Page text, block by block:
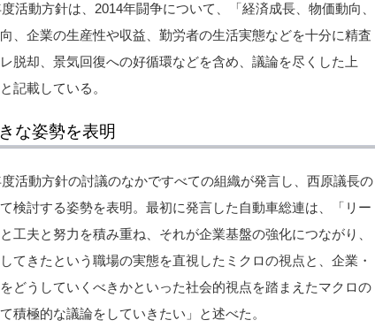
活動方針は、2014年闘争について、「経済成長、物価動向、
、企業の生産性や収益、勤労者の生活実態などを十分に精査
脱却、景気回復への好循環などを含め、議論を尽くした上
記載している。
な姿勢を表明
活動方針の討議のなかですべての組織が発言し、西原議長の
検討する姿勢を表明。最初に発言した自動車総連は、「リー
工夫と努力を積み重ね、それが企業基盤の強化につながり、
てきたという職場の実態を直視したミクロの視点と、企業・
どうしていくべきかといった社会的視点を踏まえたマクロの
積極的な議論をしていきたい」と述べた。